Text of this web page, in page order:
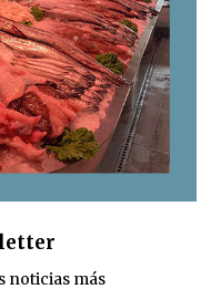
noticias más